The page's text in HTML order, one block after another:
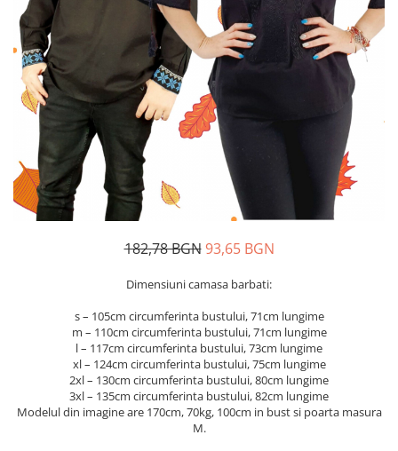
Дамски панталони
Дамски пуловери
Дамски сака
Дамски спортни комплекти
Дамски тениски
Дамски якета
Жилетка
Поли
Пояси за момчета
182,78 BGN 93,65 BGN
Dimensiuni camasa barbati:
s – 105cm circumferinta bustului, 71cm lungime
m – 110cm circumferinta bustului, 71cm lungime
l – 117cm circumferinta bustului, 73cm lungime
xl – 124cm circumferinta bustului, 75cm lungime
2xl – 130cm circumferinta bustului, 80cm lungime
3xl – 135cm circumferinta bustului, 82cm lungime
Modelul din imagine are 170cm, 70kg, 100cm in bust si poarta masura
M.